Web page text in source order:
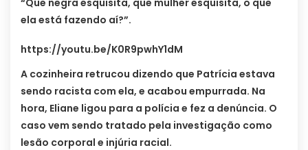
ela está fazendo aí?”.
https://youtu.be/K0R9pwhY1dM
A cozinheira retrucou dizendo que Patrícia estava
sendo racista com ela, e acabou empurrada. Na
hora, Eliane ligou para a polícia e fez a denúncia. O
caso vem sendo tratado pela investigação como
lesão corporal e injúria racial.